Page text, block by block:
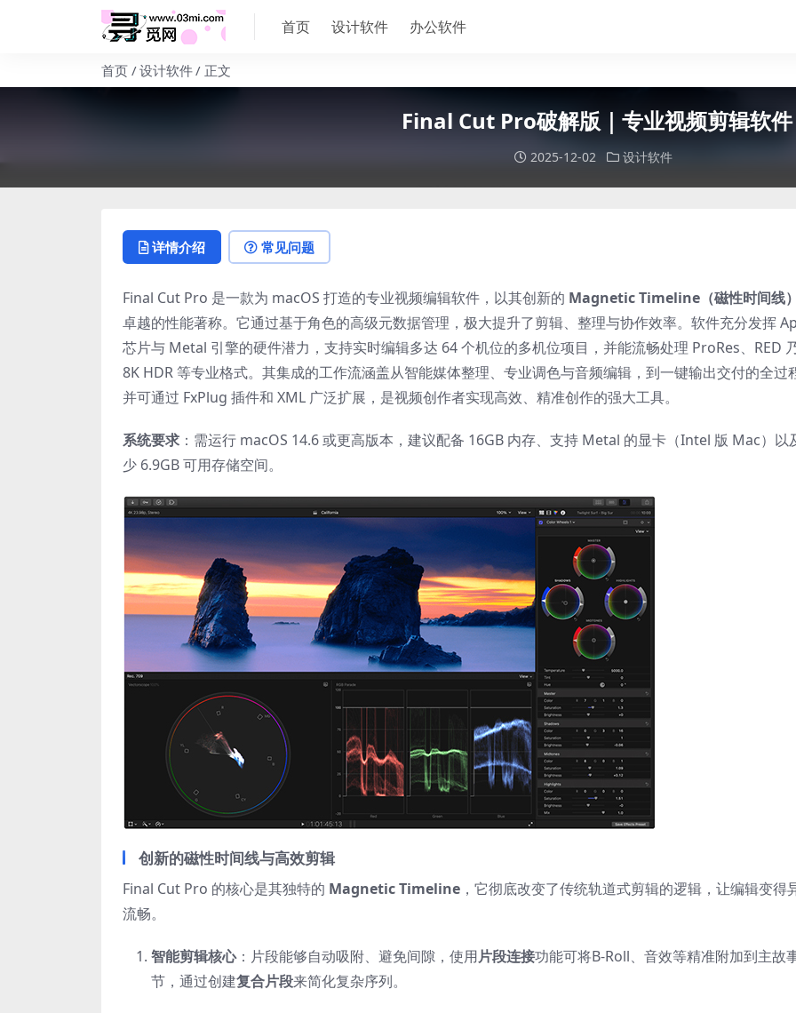
首页 设计软件 办公软件
首页 设计软件 正文
Final Cut Pro破解版｜专业视频剪辑软件
2025-12-02 设计软件
详情介绍 常见问题
Final Cut Pro 是一款为 macOS 打造的专业视频编辑软件，以其创新的 Magnetic Timeline（磁性时间线）
卓越的性能著称。它通过基于角色的高级元数据管理，极大提升了剪辑、整理与协作效率。软件充分发挥
芯片与 Metal 引擎的硬件潜力，支持实时编辑多达 64 个机位的多机位项目，并能流畅处理 ProRes、RED
8K HDR 等专业格式。其集成的工作流涵盖从智能媒体整理、专业调色与音频编辑，到一键输出交付的全过
并可通过 FxPlug 插件和 XML 广泛扩展，是视频创作者实现高效、精准创作的强大工具。
系统要求 ：需运行 macOS 14.6 或更高版本，建议配备 16GB 内存、支持 Metal 的显卡（Intel 版 Mac）以
少 6.9GB 可用存储空间。
创新的磁性时间线与高效剪辑
Final Cut Pro 的核心是其独特的 Magnetic Timeline ，它彻底改变了传统轨道式剪辑的逻辑，让编辑变得
流畅。
智能剪辑核心：片段能够自动吸附、避免间隙，使用片段连接功能可将B-Roll、音效等精准附加到主故
节，通过创建复合片段来简化复杂序列。